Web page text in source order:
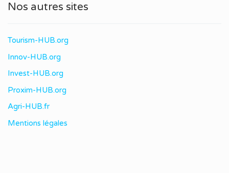
Nos autres sites
Tourism-HUB.org
Innov-HUB.org
Invest-HUB.org
Proxim-HUB.org
Agri-HUB.fr
Mentions légales